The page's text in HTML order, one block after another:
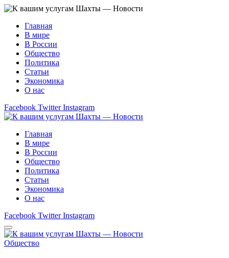
Главная
В мире
В России
Общество
Политика
Статьи
Экономика
О нас
Facebook Twitter Instagram
Главная
В мире
В России
Общество
Политика
Статьи
Экономика
О нас
Facebook Twitter Instagram
Общество